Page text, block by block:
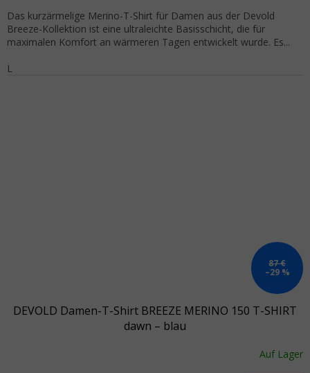
Das kurzärmelige Merino-T-Shirt für Damen aus der Devold
Breeze-Kollektion ist eine ultraleichte Basisschicht, die für
maximalen Komfort an wärmeren Tagen entwickelt wurde. Es...
L
87 €
–29 %
DEVOLD Damen-T-Shirt BREEZE MERINO 150 T-SHIRT
dawn – blau
Auf Lager